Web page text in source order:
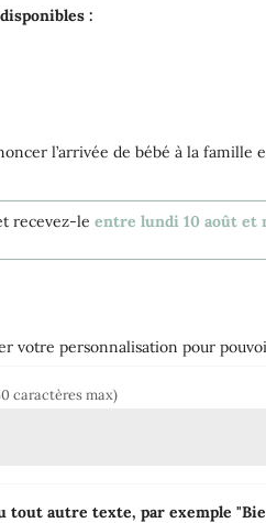
:
l’arrivée de bébé à la famille
recevez-leentre lundi 10 août et
votre personnalisation pour
caractères max)
tout autre texte, par exemple